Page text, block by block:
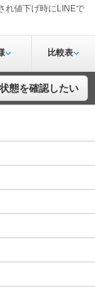
れ値下げ時にLINEで
比較表
状態を確認したい